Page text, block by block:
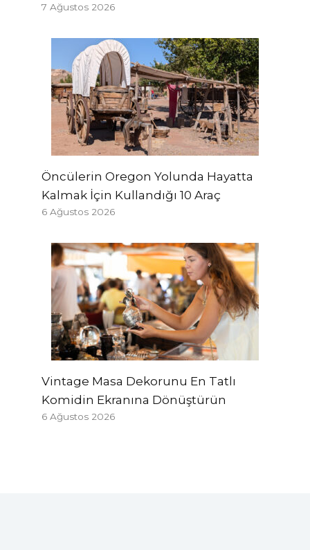
7 Ağustos 2026
Öncülerin Oregon Yolunda Hayatta
Kalmak İçin Kullandığı 10 Araç
6 Ağustos 2026
Vintage Masa Dekorunu En Tatlı
Komidin Ekranına Dönüştürün
6 Ağustos 2026